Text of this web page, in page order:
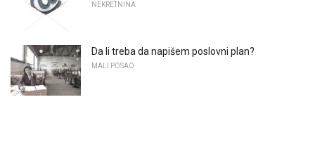
NEKRETNINA
Da li treba da napišem poslovni plan?
MALI POSAO